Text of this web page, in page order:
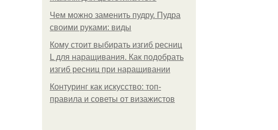
Чем можно заменить пудру. Пудра
своими руками: виды
Кому стоит выбирать изгиб ресниц
L для наращивания. Как подобрать
изгиб ресниц при наращивании
Контуринг как искусство: топ-
правила и советы от визажистов